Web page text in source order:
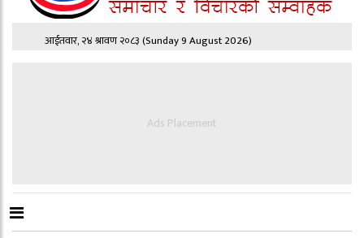
आईतवार, २४ श्रावण २०८३(Sunday 9 August 2026)
Ads Placement